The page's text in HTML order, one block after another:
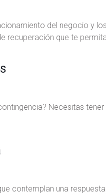
del negocio y
recuperación que te
Necesitas
contemplan una